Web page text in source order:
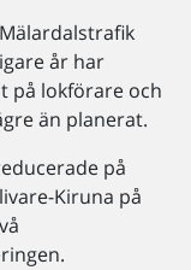
år har
på lokförare och
än planerat.
på
Kiruna på